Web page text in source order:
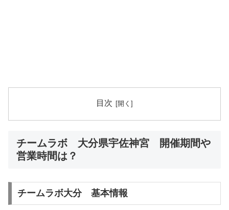
目次
チームラボ 大分県宇佐神宮 開催期間や
営業時間は？
チームラボ大分 基本情報